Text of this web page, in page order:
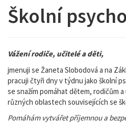
Školní
Vážení rodiče, učitelé a děti,
jmenuji se Žaneta Slobodová a na
pracuji čtyři dny v týdnu jako školní
se snažím pomáhat dětem, rodičům
různých oblastech souvisejících se
Pomáhám vytvářet příjemnou a